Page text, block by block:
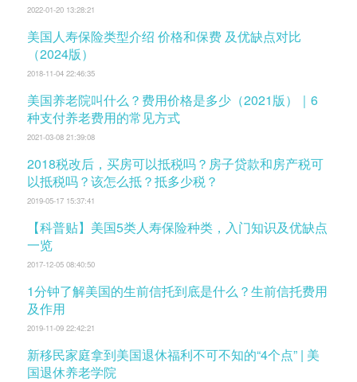
2022-01-20 13:28:21
美国人寿保险类型介绍 价格和保费 及优缺点对比
（2024版）
2018-11-04 22:46:35
美国养老院叫什么？费用价格是多少（2021版）｜6
种支付养老费用的常见方式
2021-03-08 21:39:08
2018税改后，买房可以抵税吗？房子贷款和房产税可
以抵税吗？该怎么抵？抵多少税？
2019-05-17 15:37:41
【科普贴】美国5类人寿保险种类，入门知识及优缺点
一览
2017-12-05 08:40:50
1分钟了解美国的生前信托到底是什么？生前信托费用
及作用
2019-11-09 22:42:21
新移民家庭拿到美国退休福利不可不知的“4个点” | 美
国退休养老学院